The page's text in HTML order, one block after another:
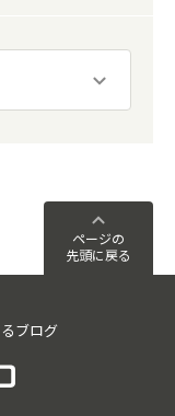
ページの
先頭に戻る
ブログ